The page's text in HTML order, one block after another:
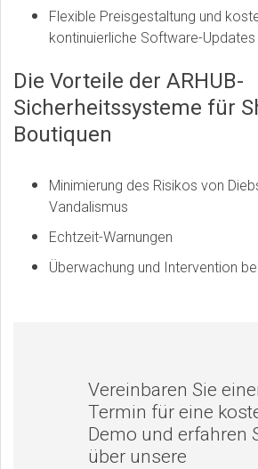
Flexible Preisgestaltung und
kontinuierliche Software-Updates
Die Vorteile der ARHUB-
Sicherheitssysteme für
Boutiquen
Minimierung des Risikos von
Vandalismus
Echtzeit-Warnungen
Überwachung und Intervention
Vereinbaren Sie
Termin für eine
Demo und erfahren
über unsere